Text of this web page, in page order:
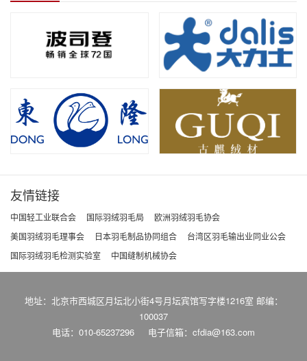
友情链接
中国轻工业联合会 国际羽绒羽毛局
欧洲羽绒羽毛协会
美国羽绒羽毛理事会
日本羽毛制品协同组合
台湾区羽毛输出业同业公会
国际羽绒羽毛检测实验室
中国缝制机械协会
地址：北京市西城区月坛北小街4号月坛宾馆写字楼1216室 邮编：
100037
电话：010-65237296
电子信箱：cfdia@163.com